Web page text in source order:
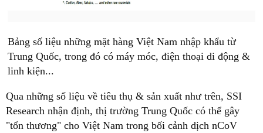
Bảng số liệu những mặt hàng Việt Nam nhập khẩu từ
Trung Quốc, trong đó có máy móc, điện thoại di động &
linh kiện...
Qua những số liệu về tiêu thụ & sản xuất như trên, SSI
Research nhận định, thị trường Trung Quốc có thể gây
"tổn thương" cho Việt Nam trong bối cảnh dịch nCoV